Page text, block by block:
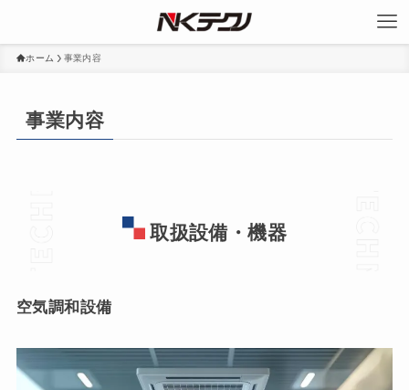
ホーム 事業内容
事業内容
取扱設備・機器
空気調和設備